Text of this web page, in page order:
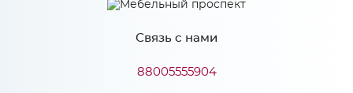
Кварц грей
Связь с нами
88005555904